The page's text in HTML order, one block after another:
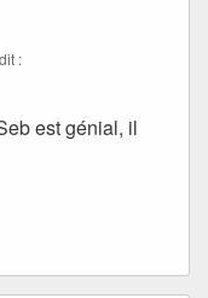
:
est génial, il